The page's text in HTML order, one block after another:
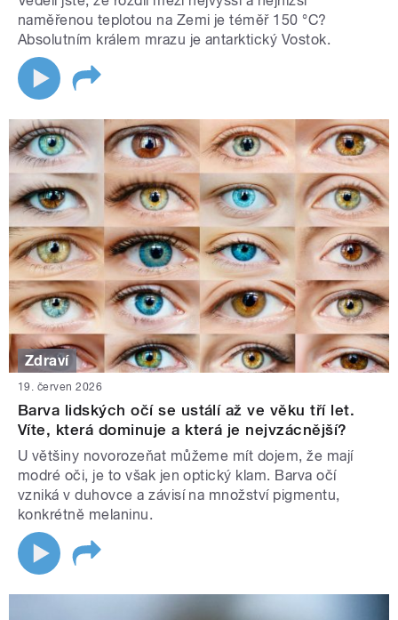
naměřenou teplotou na Zemi je téměř 150 °C?
Absolutním králem mrazu je antarktický Vostok.
Zdraví
19. červen 2026
Barva lidských očí se ustálí až ve věku tří let.
Víte, která dominuje a která je nejvzácnější?
U většiny novorozeňat můžeme mít dojem, že mají
modré oči, je to však jen optický klam. Barva očí
vzniká v duhovce a závisí na množství pigmentu,
konkrétně melaninu.